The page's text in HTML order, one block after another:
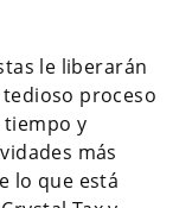
le liberarán
proceso
y
más
lo que está